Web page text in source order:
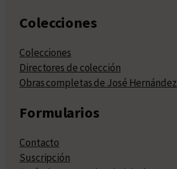
Colecciones
Colecciones
Directores de colección
Obras completas de José Hernández
Formularios
Contacto
Suscripción